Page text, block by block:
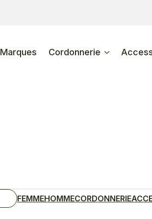
Marques Cordonnerie
FEMMEHOMMECORDONNERIE